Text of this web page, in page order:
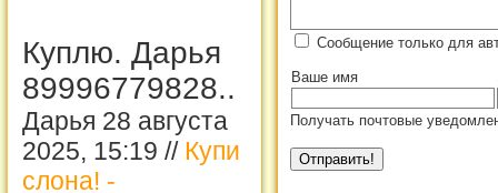
Куплю. Дарья
89996779828..
Дарья 28 августа
2025, 15:19 // Купи
слона! -
Сообщение только для
Ваше имя
Получать почтовые